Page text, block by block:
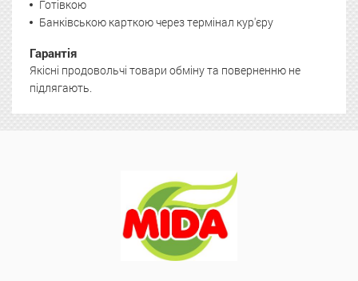
Готівкою
Банківською карткою через термінал кур'єру
Гарантія
Якісні продовольчі товари обміну та поверненню не
підлягають.